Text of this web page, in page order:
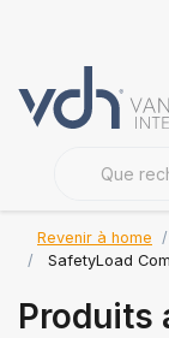
Revenir à home
SafetyLoad
Produits